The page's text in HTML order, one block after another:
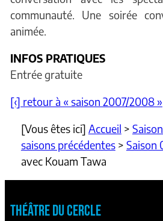
communauté. Une soirée
animée.
INFOS PRATIQUES
Entrée gratuite
[‹] retour à « saison 2007/2008 »
[Vous êtes ici] Accueil >
saisons précédentes> Saison
avec Kouam Tawa
THÉÂTRE DU CERCLE